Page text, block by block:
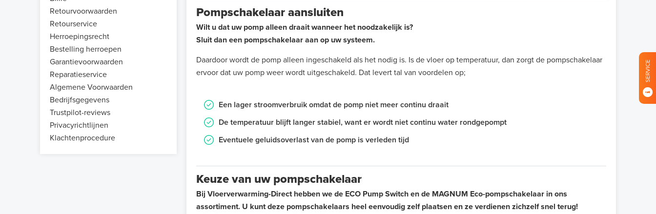
Retourvoorwaarden
Retourservice
Herroepingsrecht
Bestelling herroepen
Garantievoorwaarden
Reparatieservice
Algemene Voorwaarden
Bedrijfsgegevens
Trustpilot-reviews
Privacyrichtlijnen
Klachtenprocedure
Pompschakelaar aansluiten
Wilt u dat uw pomp alleen draait wanneer het noodzakelijk is?
Sluit dan een pompschakelaar aan op uw systeem.
Daardoor wordt de pomp alleen ingeschakeld als het nodig is. Is de vloer op temperatuur, dan zorgt de pompschakelaar
ervoor dat uw pomp weer wordt uitgeschakeld. Dat levert tal van voordelen op;
Een lager stroomverbruik omdat de pomp niet meer continu draait
De temperatuur blijft langer stabiel, want er wordt niet continu water rondgepompt
Eventuele geluidsoverlast van de pomp is verleden tijd
Keuze van uw pompschakelaar
Bij Vloerverwarming-Direct hebben we de ECO Pump Switch en de MAGNUM Eco-pompschakelaar in ons
assortiment. U kunt deze pompschakelaars heel eenvoudig zelf plaatsen en ze verdienen zichzelf snel terug!
SERVICE